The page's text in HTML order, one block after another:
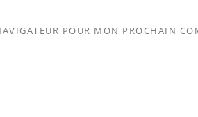
POUR MON PROCHAIN